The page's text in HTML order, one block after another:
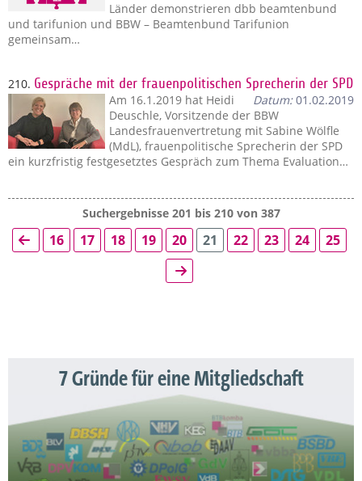
Länder demonstrieren dbb beamtenbund
und tarifunion und BBW – Beamtenbund Tarifunion
gemeinsam…
210. Gespräche mit der frauenpolitischen Sprecherin der SPD
Datum:01.02.2019
Am 16.1.2019 hat Heidi
Deuschle, Vorsitzende der BBW
Landesfrauenvertretung mit Sabine Wölfle
(MdL), frauenpolitische Sprecherin der SPD
ein kurzfristig festgesetztes Gespräch zum Thema Evaluation…
Suchergebnisse 201 bis 210 von 387
16 17 18 19 20 21 22 23 24 25
7 Gründe für eine Mitgliedschaft